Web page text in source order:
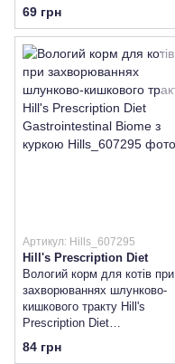
69 грн
Артикул: Hills_607295
Hill's Prescription Diet
Вологий корм для котів при
захворюваннях шлунково-
кишкового тракту Hill's
Prescription Diet
Gastrointestinal Biome з
куркою
84 грн